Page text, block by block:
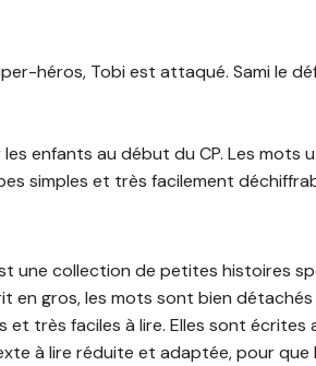
héros, Tobi est attaqué. Sami le
enfants au début du CP. Les mots
simples et très facilement
une collection de petites histoires
en gros, les mots sont bien détachés
très faciles à lire. Elles sont
à lire réduite et adaptée, pour que